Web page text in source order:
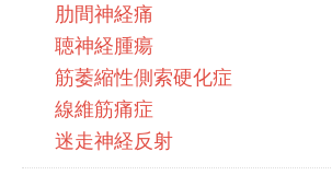
肋間神経痛
聴神経腫瘍
筋萎縮性側索硬化症
線維筋痛症
迷走神経反射